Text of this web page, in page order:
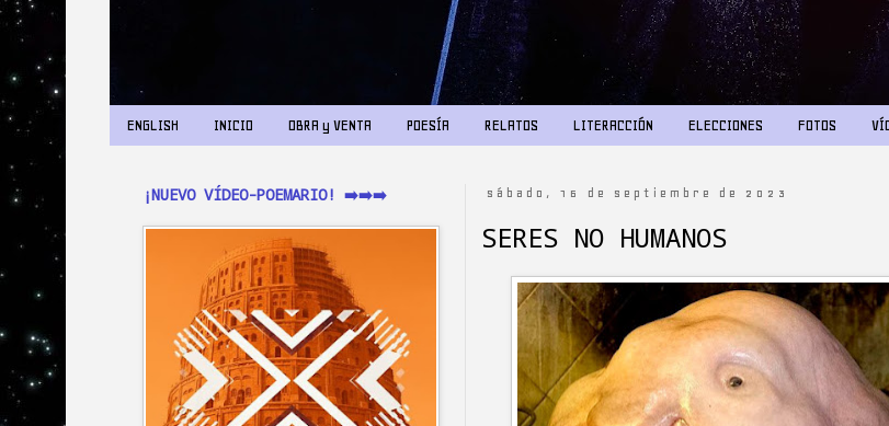
ENGLISH INICIO OBRA y VENTA POESÍA RELATOS LITERACCIÓN ELECCIONES FOTOS
sábado, 16 de septiembre de 2023
SERES NO HUMANOS
¡NUEVO VÍDEO-POEMARIO! ➡️➡️➡️